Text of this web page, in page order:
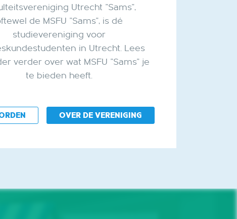
Utrecht "Sams",
de MSFU "Sams", is dé
studievereniging voor
in Utrecht. Lees
verder over wat MSFU "Sams" je
te bieden heeft.
OVER DE VERENIGING